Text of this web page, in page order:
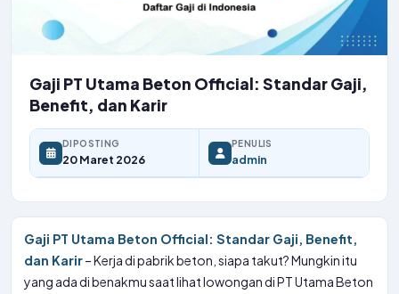
Gaji PT Utama Beton Official: Standar Gaji,
Benefit, dan Karir
DIPOSTING
20 Maret 2026
PENULIS
admin
Gaji PT Utama Beton Official: Standar Gaji, Benefit,
dan Karir– Kerja di pabrik beton, siapa takut? Mungkin itu
yang ada di benakmu saat lihat lowongan di PT Utama Beton